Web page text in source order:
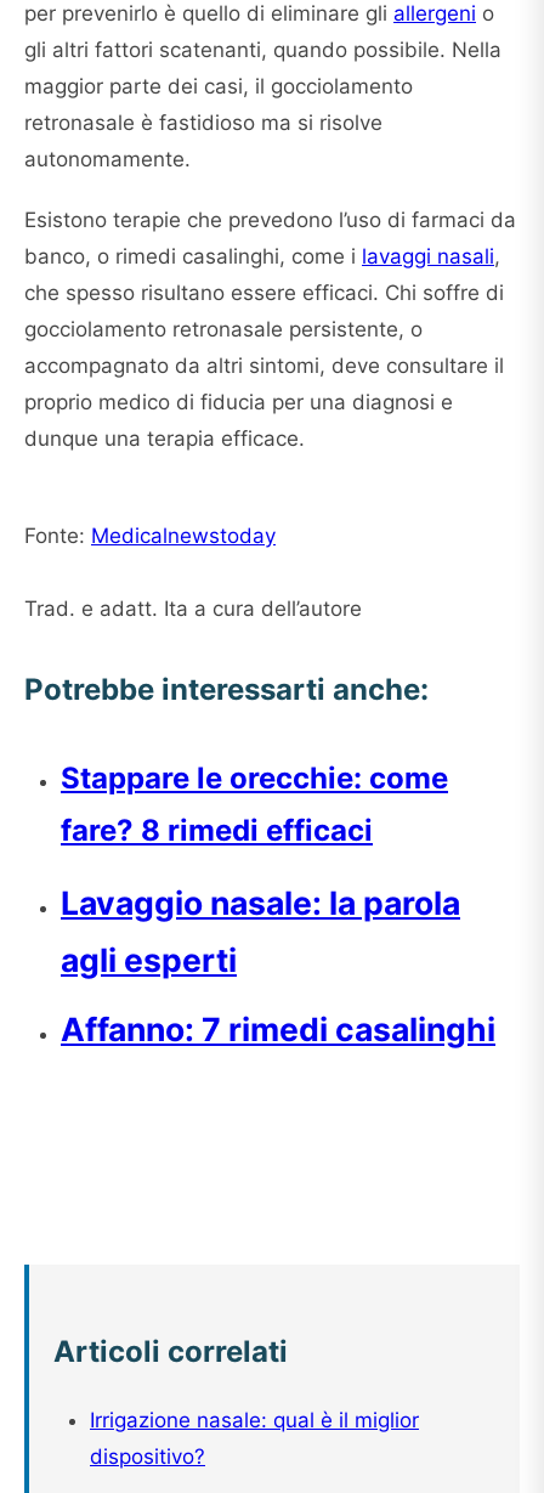
per prevenirlo è quello di eliminare gli allergeni o
gli altri fattori scatenanti, quando possibile. Nella
maggior parte dei casi, il gocciolamento
retronasale è fastidioso ma si risolve
autonomamente.
Esistono terapie che prevedono l’uso di farmaci da
banco, o rimedi casalinghi, come i lavaggi nasali,
che spesso risultano essere efficaci. Chi soffre di
gocciolamento retronasale persistente, o
accompagnato da altri sintomi, deve consultare il
proprio medico di fiducia per una diagnosi e
dunque una terapia efficace.
Fonte: Medicalnewstoday
Trad. e adatt. Ita a cura dell’autore
Potrebbe interessarti anche:
Stappare le orecchie: come
fare? 8 rimedi efficaci
Lavaggio nasale: la parola
agli esperti
Affanno: 7 rimedi casalinghi
Articoli correlati
Irrigazione nasale: qual è il miglior
dispositivo?